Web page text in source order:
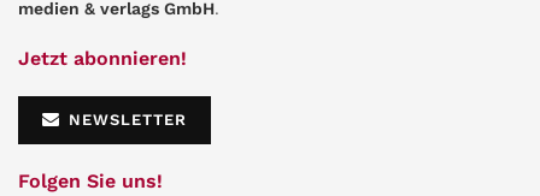
medien & verlags GmbH.
Jetzt abonnieren!
NEWSLETTER
Folgen Sie uns!